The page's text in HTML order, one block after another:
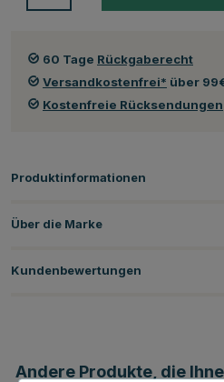
60 Tage Rückgaberecht
Versandkostenfrei* über
Kostenfreie Rücksendungen
Produktinformationen
Über die Marke
Kundenbewertungen
Andere Produkte, die